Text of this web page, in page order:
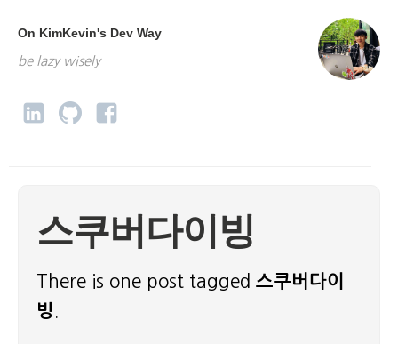
On KimKevin's Dev Way
be lazy wisely
스쿠버다이빙
There is one post tagged 스쿠버다이
빙